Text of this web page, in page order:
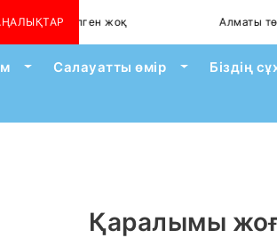
қаупі сейілген жоқ Алматы
Toggle Dropdown
Салауатты өмір ToggleБіздің
Қаралымы